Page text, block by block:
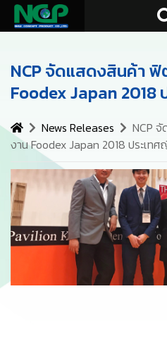
NCP จัดแสดงสินค้า ฟิ
Foodex Japan 2018
News Releases
NCP
งาน Foodex Japan 2018 ประเท